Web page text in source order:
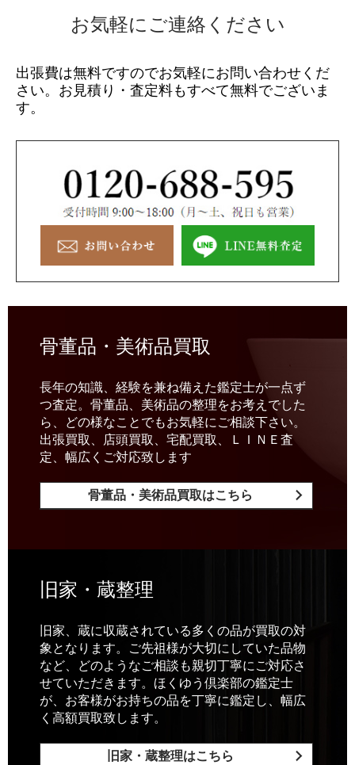
お気軽にご連絡ください
出張費は無料ですのでお気軽にお問い合わせくだ
さい。 お見積り・査定料もすべて無料でございま
す。
骨董品・美術品買取
長年の知識、経験を兼ね備えた鑑定士が一点ず
つ査定。骨董品、美術品の整理をお考えでした
ら、どの様なことでもお気軽にご相談下さい。
出張買取、店頭買取、宅配買取、ＬＩＮＥ査
定、幅広くご対応致します
骨董品・美術品買取はこちら
旧家・蔵整理
旧家、蔵に収蔵されている多くの品が買取の対
象となります。ご先祖様が大切にしていた品物
など、どのようなご相談も親切丁寧にご対応さ
せていただきます。ほくゆう倶楽部の鑑定士
が、お客様がお持ちの品を丁寧に鑑定し、幅広
く高額買取致します。
旧家・蔵整理はこちら